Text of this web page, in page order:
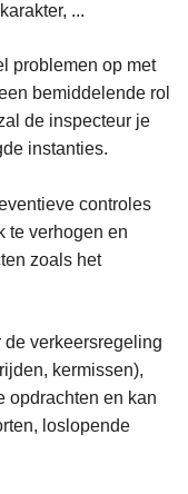
...
problemen op met
bemiddelende rol
de inspecteur je
instanties.
controles
te verhogen en
zoals het
verkeersregeling
kermissen),
opdrachten en kan
loslopende